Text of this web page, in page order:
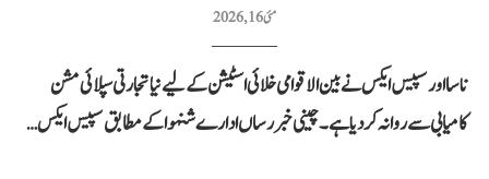
مئی 16, 2026
ناسا اور سپیس ایکس نے بین الاقوامی خلائی اسٹیشن کے لیے نیا تجارتی سپلائی مشن
کامیابی سے روانہ کر دیا ہے۔ چینی خبر رساں ادارے شنہوا کے مطابق سپیس ایکس…